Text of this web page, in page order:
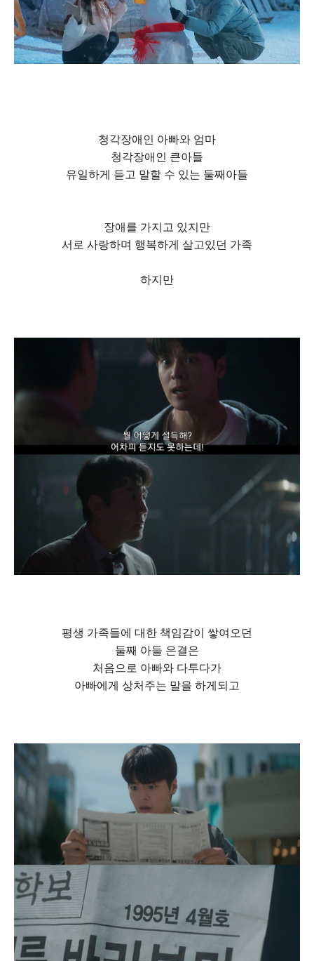
청각장애인 아빠와 엄마
청각장애인 큰아들
유일하게 듣고 말할 수 있는 둘째아들
장애를 가지고 있지만
서로 사랑하며 행복하게 살고있던 가족
하지만
평생 가족들에 대한 책임감이 쌓여오던
둘째 아들 은결은
처음으로 아빠와 다투다가
아빠에게 상처주는 말을 하게되고